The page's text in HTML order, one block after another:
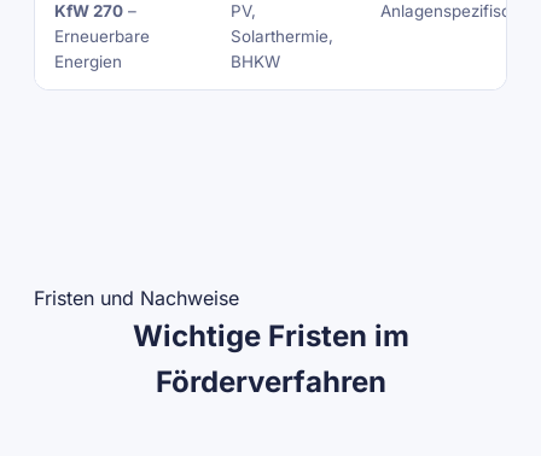
KfW 270 –
Erneuerbare
Energien
PV,
Solarthermie,
BHKW
Anlagenspezifisch
Fristen und Nachweise
Wichtige Fristen im
Förderverfahren